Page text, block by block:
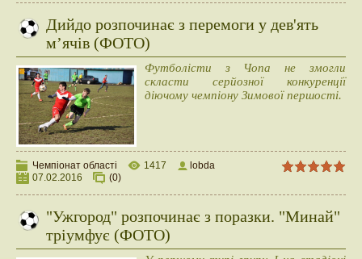
Дийдо розпочинає з перемоги у дев'ять
м’ячів (ФОТО)
Футболісти з Чопа не змогли
скласти серйозної конкуренції
діючому чемпіону Зимової першості.
Чемпіонат області 1417
lobda
07.02.2016
(0)
"Ужгород" розпочинає з поразки. "Минай"
тріумфує (ФОТО)